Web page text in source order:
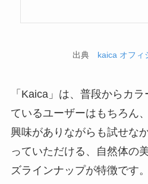
出典 kaica オフィ
「Kaica」は、普段からカ
ているユーザーはもちろん
興味がありながらも試せな
っていただける、自然体の
ズラインナップが特徴です。